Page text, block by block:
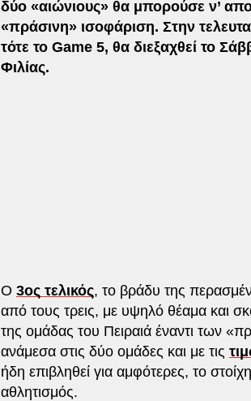
δύο «αιώνιους» θα μπορούσε ν’
«πράσινη» ισοφάριση. Στην
τότε το Game 5, θα διεξαχθεί το
Φιλίας.
Ο 3ος τελικός, το βράδυ της
από τους τρεις, με υψηλό θέαμα και
της ομάδας του Πειραιά έναντι των
ανάμεσα στις δύο ομάδες και με τις
ήδη επιβληθεί για αμφότερες, το
αθλητισμός.